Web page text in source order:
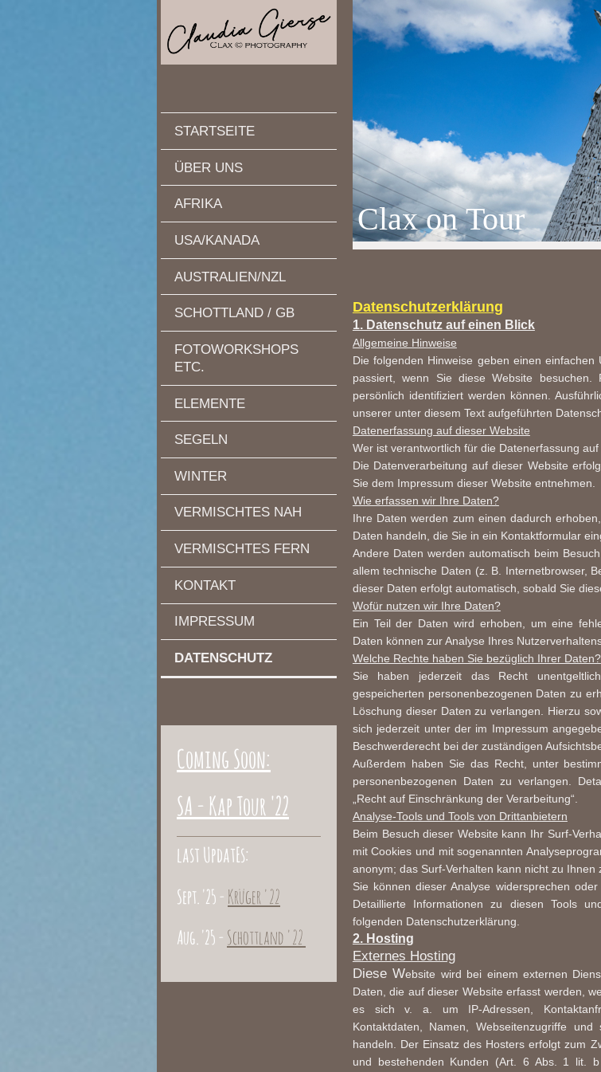
STARTSEITE
ÜBER UNS
AFRIKA
USA/KANADA
AUSTRALIEN/NZL
SCHOTTLAND / GB
FOTOWORKSHOPS
ETC.
ELEMENTE
SEGELN
WINTER
VERMISCHTES NAH
VERMISCHTES FERN
KONTAKT
IMPRESSUM
DATENSCHUTZ
Coming Soon:
SA - Kap Tour '22
last UpdatEs:
Sept. '25 - Krüger '22
Aug. '25 - Schottland '22
Clax on Tour
Datenschutzerklärung
1. Datenschutz auf einen Blick
Allgemeine Hinweise
Die folgenden Hinweise geben einen
passiert, wenn Sie diese Website
persönlich identifiziert werden können.
unserer unter diesem Text aufgeführten
Datenerfassung auf dieser Website
Wer ist verantwortlich für die Datenerfassung
Die Datenverarbeitung auf dieser Website
Sie dem Impressum dieser Website entnehmen.
Wie erfassen wir Ihre Daten?
Ihre Daten werden zum einen dadurch
Daten handeln, die Sie in ein Kontaktformular
Andere Daten werden automatisch beim
allem technische Daten (z. B. Internetbrowser,
dieser Daten erfolgt automatisch, sobald Sie
Wofür nutzen wir Ihre Daten?
Ein Teil der Daten wird erhoben, um eine
Daten können zur Analyse Ihres
Welche Rechte haben Sie bezüglich Ihrer Daten?
Sie haben jederzeit das Recht
gespeicherten personenbezogenen Daten zu
Löschung dieser Daten zu verlangen. Hierzu
sich jederzeit unter der im Impressum
Beschwerderecht bei der zuständigen
Außerdem haben Sie das Recht, unter
personenbezogenen Daten zu verlangen.
„Recht auf Einschränkung der Verarbeitung“.
Analyse-Tools und Tools von Drittanbietern
Beim Besuch dieser Website kann Ihr Surf-
mit Cookies und mit sogenannten
anonym; das Surf-Verhalten kann nicht zu Ihnen
Sie können dieser Analyse widersprechen
Detaillierte Informationen zu diesen Tools
folgenden Datenschutzerklärung.
2. Hosting
Externes Hosting
Diese Website wird bei einem externen
Daten, die auf dieser Website erfasst werden,
es sich v. a. um IP-Adressen,
Kontaktdaten, Namen, Webseitenzugriffe
handeln. Der Einsatz des Hosters erfolgt zum
und bestehenden Kunden (Art. 6 Abs. 1 lit.